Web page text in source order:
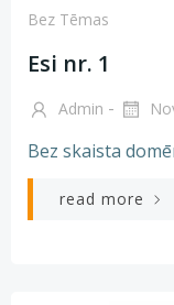
Bez Tēmas
Esi nr. 1
Admin -
Bez skaista
read more